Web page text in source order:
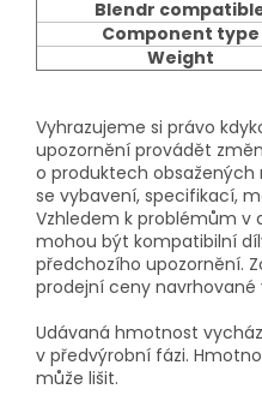
Blendr
Component type
Weight
Vyhrazujeme si právo
upozornění provádět
o produktech
se vybavení, specifikací,
Vzhledem k problémům v
mohou být kompatibilní
předchozího upozornění.
prodejní ceny navrhované
Udávaná hmotnost
v předvýrobní fázi.
může lišit.